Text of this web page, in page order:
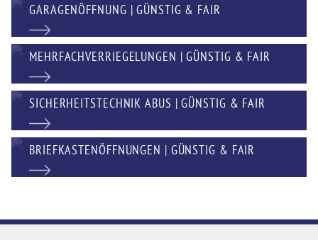
GARAGENÖFFNUNG | GÜNSTIG & FAIR
MEHRFACHVERRIEGELUNGEN | GÜNSTIG & FAIR
SICHERHEITSTECHNIK ABUS | GÜNSTIG & FAIR
BRIEFKASTENÖFFNUNGEN | GÜNSTIG & FAIR